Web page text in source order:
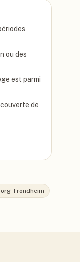
ou des
est parmi
de
Trondheim